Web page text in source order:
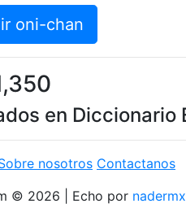
oni-chan
en Diccionario
nosotros Contactanos
© 2026 | Echo por nadermx